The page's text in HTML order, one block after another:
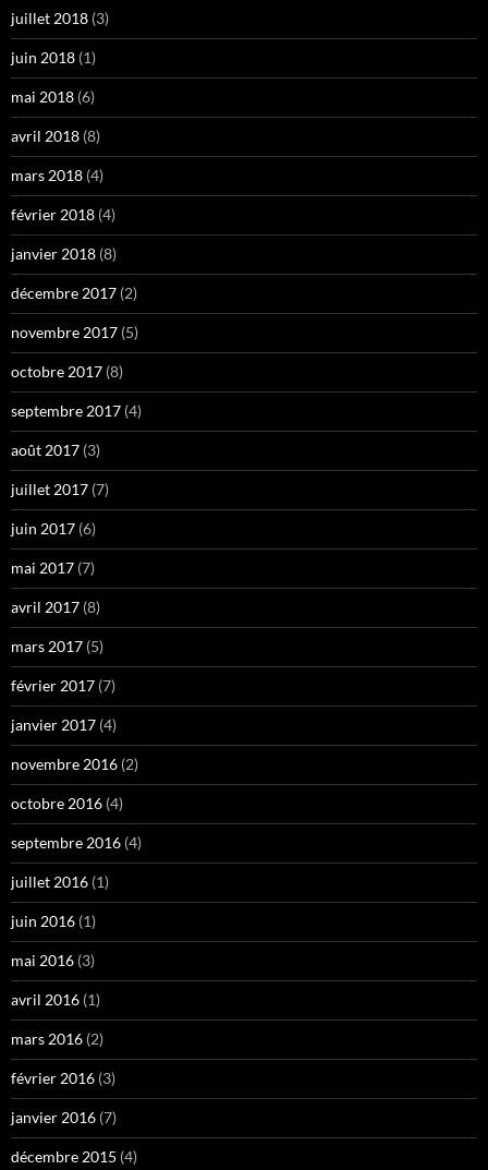
juillet 2018 (3)
juin 2018 (1)
mai 2018 (6)
avril 2018 (8)
mars 2018 (4)
février 2018 (4)
janvier 2018 (8)
décembre 2017 (2)
novembre 2017 (5)
octobre 2017 (8)
septembre 2017 (4)
août 2017 (3)
juillet 2017 (7)
juin 2017 (6)
mai 2017 (7)
avril 2017 (8)
mars 2017 (5)
février 2017 (7)
janvier 2017 (4)
novembre 2016 (2)
octobre 2016 (4)
septembre 2016 (4)
juillet 2016 (1)
juin 2016 (1)
mai 2016 (3)
avril 2016 (1)
mars 2016 (2)
février 2016 (3)
janvier 2016 (7)
décembre 2015 (4)